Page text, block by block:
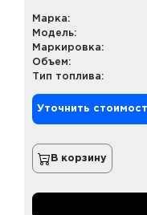
Марка:
Модель:
Маркировка:
Объем:
Тип топлива:
Уточнить
В корзину